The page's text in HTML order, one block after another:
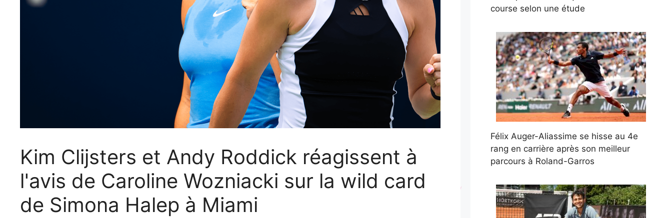
Kim Clijsters et Andy Roddick réagissent à
l'avis de Caroline Wozniacki sur la wild card
de Simona Halep à Miami
course selon une étude
Félix Auger-Aliassime se hisse au 4e
rang en carrière après son meilleur
parcours à Roland-Garros